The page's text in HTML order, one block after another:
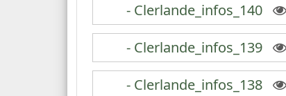
- Clerlande_infos_140
- Clerlande_infos_139
- Clerlande_infos_138